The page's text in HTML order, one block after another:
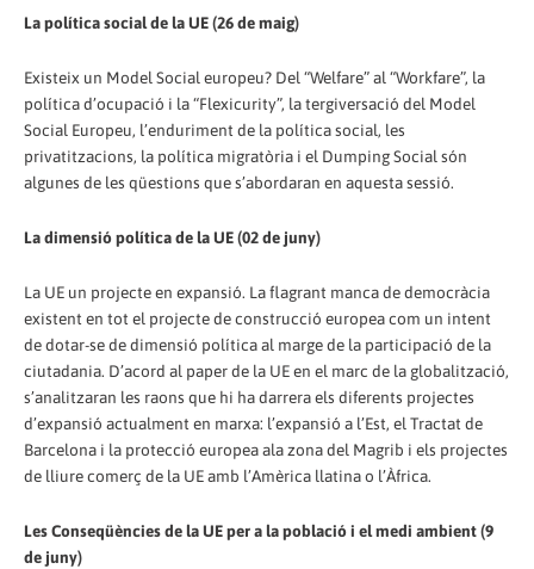
La política social de la UE (26 de maig)
Existeix un Model Social europeu? Del “Welfare” al “Workfare”, la
política d’ocupació i la “Flexicurity”, la tergiversació del Model
Social Europeu, l’enduriment de la política social, les
privatitzacions, la política migratòria i el Dumping Social són
algunes de les qüestions que s’abordaran en aquesta sessió.
La dimensió política de la UE (02 de juny)
La UE un projecte en expansió. La flagrant manca de democràcia
existent en tot el projecte de construcció europea com un intent
de dotar-se de dimensió política al marge de la participació de la
ciutadania. D’acord al paper de la UE en el marc de la globalització,
s’analitzaran les raons que hi ha darrera els diferents projectes
d’expansió actualment en marxa: l’expansió a l’Est, el Tractat de
Barcelona i la protecció europea ala zona del Magrib i els projectes
de lliure comerç de la UE amb l’Amèrica llatina o l’Àfrica.
Les Conseqüències de la UE per a la població i el medi ambient (9
de juny)